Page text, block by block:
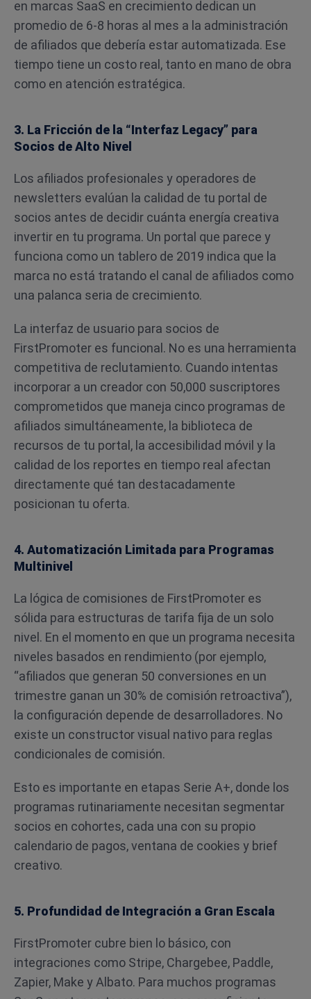
en marcas SaaS en crecimiento dedican un
promedio de 6-8 horas al mes a la administración
de afiliados que debería estar automatizada. Ese
tiempo tiene un costo real, tanto en mano de obra
como en atención estratégica.
3. La Fricción de la “Interfaz Legacy” para
Socios de Alto Nivel
Los afiliados profesionales y operadores de
newsletters evalúan la calidad de tu portal de
socios antes de decidir cuánta energía creativa
invertir en tu programa. Un portal que parece y
funciona como un tablero de 2019 indica que la
marca no está tratando el canal de afiliados como
una palanca seria de crecimiento.
La interfaz de usuario para socios de
FirstPromoter es funcional. No es una herramienta
competitiva de reclutamiento. Cuando intentas
incorporar a un creador con 50,000 suscriptores
comprometidos que maneja cinco programas de
afiliados simultáneamente, la biblioteca de
recursos de tu portal, la accesibilidad móvil y la
calidad de los reportes en tiempo real afectan
directamente qué tan destacadamente
posicionan tu oferta.
4. Automatización Limitada para Programas
Multinivel
La lógica de comisiones de FirstPromoter es
sólida para estructuras de tarifa fija de un solo
nivel. En el momento en que un programa necesita
niveles basados en rendimiento (por ejemplo,
“afiliados que generan 50 conversiones en un
trimestre ganan un 30% de comisión retroactiva”),
la configuración depende de desarrolladores. No
existe un constructor visual nativo para reglas
condicionales de comisión.
Esto es importante en etapas Serie A+, donde los
programas rutinariamente necesitan segmentar
socios en cohortes, cada una con su propio
calendario de pagos, ventana de cookies y brief
creativo.
5. Profundidad de Integración a Gran Escala
FirstPromoter cubre bien lo básico, con
integraciones como Stripe, Chargebee, Paddle,
Zapier, Make y Albato. Para muchos programas